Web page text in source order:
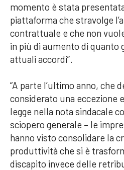
momento è stata
piattaforma che stravolge
contrattuale e che non
in più di aumento di quanto
attuali accordi”.
“A parte l’ultimo anno, che
considerato una eccezione
legge nella nota sindacale
sciopero generale – le
hanno visto consolidare la
produttività che si è
discapito invece delle